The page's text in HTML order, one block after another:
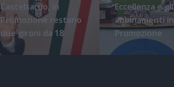
Castelsardo, in
Promozione restano
due gironi da 18
Eccellenza e gli
abbinamenti in
Promozione